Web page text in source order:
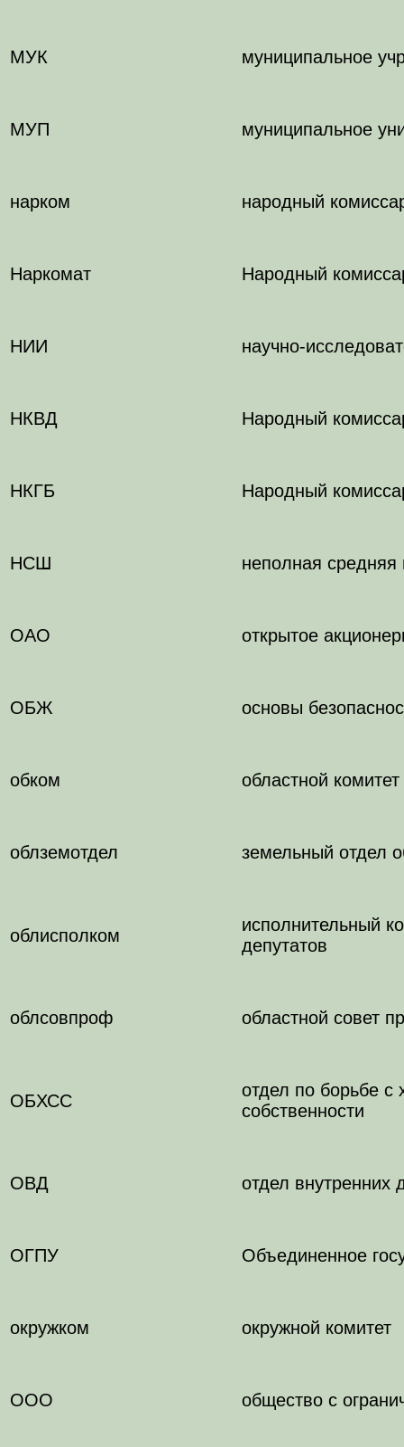
МУК муниципальное
МУП муниципальное
нарком народный
Наркомат Народный
НИИ научно-
НКВД Народный
НКГБ Народный
НСШ неполная
ОАО открытое
ОБЖ основы
обком областной комитет
облземотдел земельный отдел
облисполком
исполнительный
депутатов
облсовпроф областной совет
ОБХСС
отдел по борьбе с
собственности
ОВД отдел внутренних
ОГПУ Объединенное
окружком окружной комитет
ООО общество с